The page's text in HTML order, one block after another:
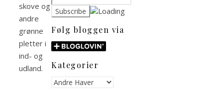
skove og
andre
grønne
pletter i
ind- og
udland.
Følg bloggen via
Kategorier
Kategorier